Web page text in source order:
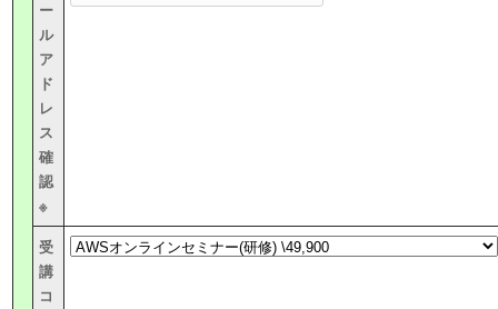
ー
ル
ア
ド
レ
ス
確
認
※
受
講
コ